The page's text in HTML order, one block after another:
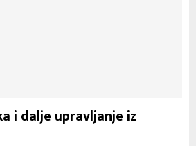
i dalje upravljanje iz